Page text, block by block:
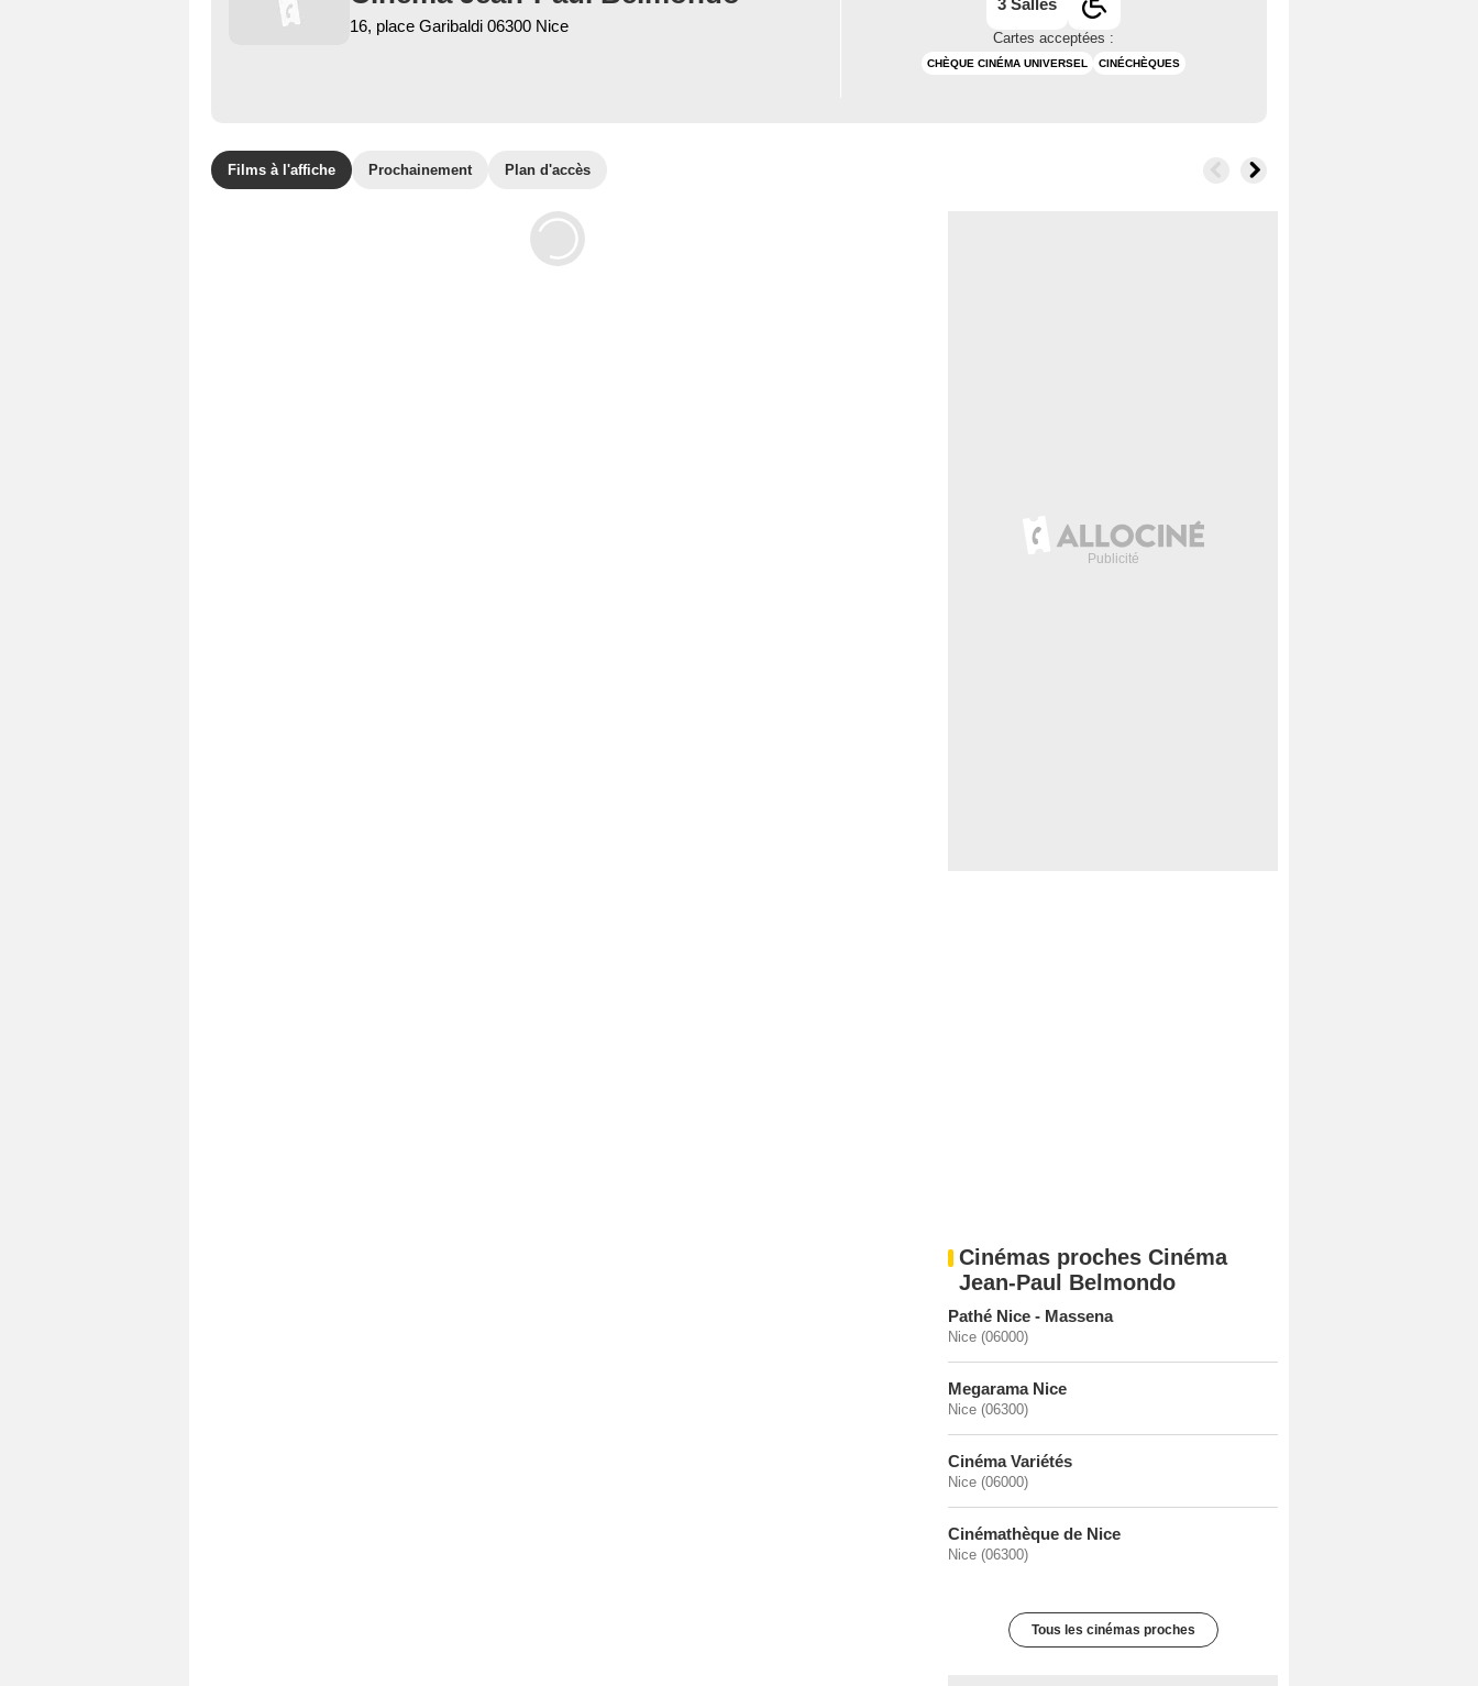
16, place Garibaldi 06300 Nice
Cartes acceptées :
CHÈQUE CINÉMA UNIVERSEL CINÉCHÈQUES
Films à l'affiche Prochainement Plan d'accès
Cinémas proches Cinéma
Jean-Paul Belmondo
Pathé Nice - Massena
Nice (06000)
Megarama Nice
Nice (06300)
Cinéma Variétés
Nice (06000)
Cinémathèque de Nice
Nice (06300)
Tous les cinémas proches